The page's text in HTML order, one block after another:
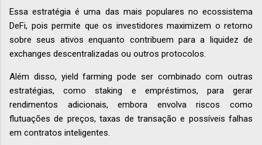
Essa estratégia é uma das mais populares no ecossistema
DeFi, pois permite que os investidores maximizem o retorno
sobre seus ativos enquanto contribuem para a liquidez de
exchanges descentralizadas ou outros protocolos.
Além disso, yield farming pode ser combinado com outras
estratégias, como staking e empréstimos, para gerar
rendimentos adicionais, embora envolva riscos como
flutuações de preços, taxas de transação e possíveis falhas
em contratos inteligentes.